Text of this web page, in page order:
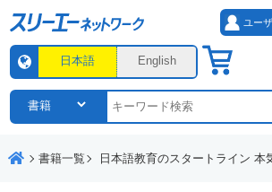
ユー
日本語 English
書籍一覧 日本語教育のスタートライン 本気で日本語教師を目指す人のための入